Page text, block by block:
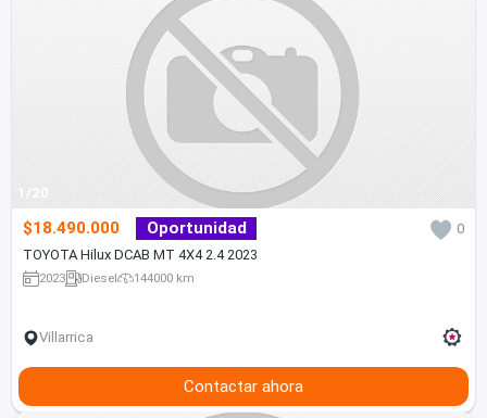
1/20
$18.490.000 Oportunidad
0
TOYOTA Hilux DCAB MT 4X4 2.4 2023
2023 Diesel 144000 km
Villarrica
Contactar ahora